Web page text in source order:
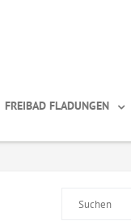
FREIBAD FLADUNGEN